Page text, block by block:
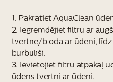
1. Pakratiet AquaClean
2. Iegremdējiet filtru ar
tvertnē/bļodā ar ūdeni, līdz
burbulīši.
3. Ievietojiet filtru atpakaļ
ūdens tvertni ar ūdeni.